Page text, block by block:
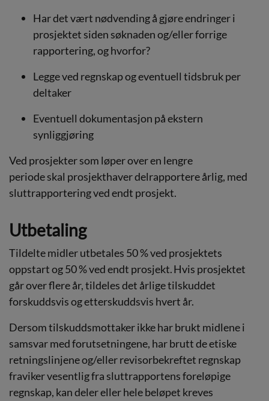
Har det vært nødvending å gjøre endringer i
prosjektet siden søknaden og/eller forrige
rapportering, og hvorfor?
Legge ved regnskap og eventuell tidsbruk per
deltaker
Eventuell dokumentasjon på ekstern
synliggjøring
Ved prosjekter som løper over en lengre
periode skal prosjekthaver delrapportere årlig, med
sluttrapportering ved endt prosjekt.
Utbetaling
Tildelte midler utbetales 50 % ved prosjektets
oppstart og 50 % ved endt prosjekt. Hvis prosjektet
går over flere år, tildeles det årlige tilskuddet
forskuddsvis og etterskuddsvis hvert år.
Dersom tilskuddsmottaker ikke har brukt midlene i
samsvar med forutsetningene, har brutt de etiske
retningslinjene og/eller revisorbekreftet regnskap
fraviker vesentlig fra sluttrapportens foreløpige
regnskap, kan deler eller hele beløpet kreves